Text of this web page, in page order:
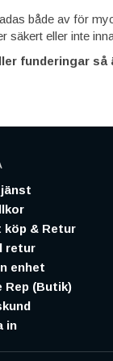
både av för
säkert eller inte
funderingar
köp & Retur
retur
enhet
Rep (Butik)
in